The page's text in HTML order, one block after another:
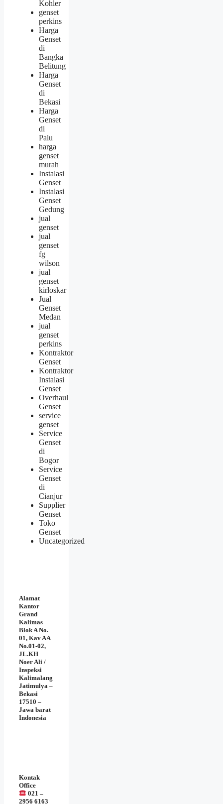
Kohler
genset
perkins
Harga
Genset
di
Bangka
Belitung
Harga
Genset
di
Bekasi
Harga
Genset
di
Palu
harga
genset
murah
Instalasi
Genset
Instalasi
Genset
Gedung
jual
genset
jual
genset
fg
wilson
jual
genset
kirloskar
Jual
Genset
Medan
jual
genset
perkins
Kontraktor
Genset
Kontraktor
Instalasi
Genset
Overhaul
Genset
service
genset
Service
Genset
di
Bogor
Service
Genset
di
Cianjur
Supplier
Genset
Toko
Genset
Uncategorized
Alamat
Kantor
Grand
Kalimas
Blok A No.
01, Kav AA
No.01-02,
JL.KH
Noer Ali /
Inspeksi
Kalimalang
Jatimulya –
Bekasi
17510 –
Jawa barat
Indonesia
Kontak
Office
021 –
2956 6163